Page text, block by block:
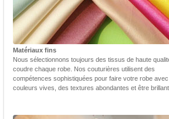
Matériaux fins
Nous sélectionnons toujours des tissus de haute
coudre chaque robe. Nos couturières utilisent des
compétences sophistiquées pour faire votre robe
couleurs vives, des textures abondantes et être